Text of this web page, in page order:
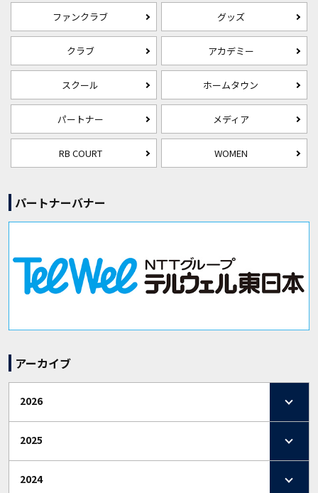
ファンクラブ グッズ
クラブ アカデミー
スクール ホームタウン
パートナー メディア
RB COURT WOMEN
パートナーバナー
アーカイブ
2026
2025
2024